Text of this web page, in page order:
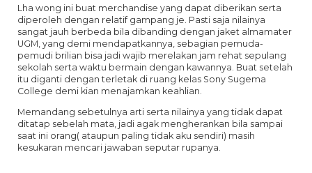
Lha wong ini buat merchandise yang dapat diberikan serta
diperoleh dengan relatif gampang je. Pasti saja nilainya
sangat jauh berbeda bila dibanding dengan jaket almamater
UGM, yang demi mendapatkannya, sebagian pemuda-
pemudi brilian bisa jadi wajib merelakan jam rehat sepulang
sekolah serta waktu bermain dengan kawannya. Buat setelah
itu diganti dengan terletak di ruang kelas Sony Sugema
College demi kian menajamkan keahlian.
Memandang sebetulnya arti serta nilainya yang tidak dapat
ditatap sebelah mata, jadi agak mengherankan bila sampai
saat ini orang( ataupun paling tidak aku sendiri) masih
kesukaran mencari jawaban seputar rupanya.